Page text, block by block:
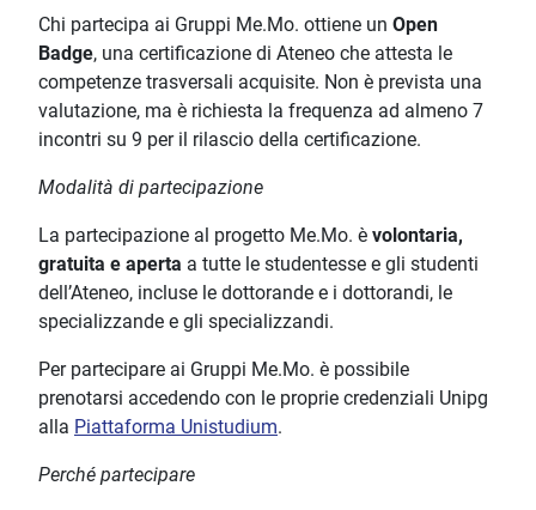
Chi partecipa ai Gruppi Me.Mo. ottiene un Open
Badge, una certificazione di Ateneo che attesta le
competenze trasversali acquisite. Non è prevista una
valutazione, ma è richiesta la frequenza ad almeno 7
incontri su 9 per il rilascio della certificazione.
Modalità di partecipazione
La partecipazione al progetto Me.Mo. è volontaria,
gratuita e aperta a tutte le studentesse e gli studenti
dell’Ateneo, incluse le dottorande e i dottorandi, le
specializzande e gli specializzandi.
Per partecipare ai Gruppi Me.Mo. è possibile
prenotarsi accedendo con le proprie credenziali Unipg
alla Piattaforma Unistudium.
Perché partecipare